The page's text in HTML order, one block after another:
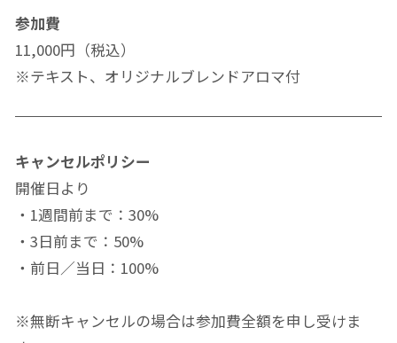
参加費
11,000円（税込）
※テキスト、オリジナルブレンドアロマ付
キャンセルポリシー
開催日より
・1週間前まで：30%
・3日前まで：50%
・前日／当日：100%
※無断キャンセルの場合は参加費全額を申し受けま